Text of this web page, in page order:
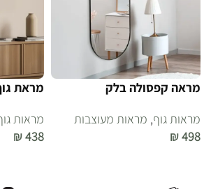
מראה קפסולה בלק
מראות גוף, מראות מעוצבות
₪498
מראת
מראות
₪438